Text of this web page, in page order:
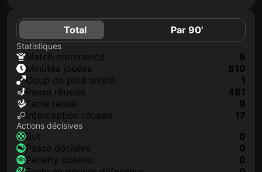
Total Par 90'
Statistiques
match commencé
9
minutes jouées
810
coup de pied arrêté
1
Passe réussie
481
tacle réussi
9
interception réussie
17
Actions décisives
but
0
passe décisive
0
penalty obtenu
0